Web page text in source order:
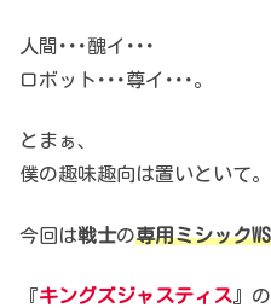
人間･･･醜イ･･･
ロボット･･･尊イ･･･。
とまぁ、
僕の趣味趣向は置いといて。
今回は戦士の専用ミシック
『キングズジャスティス 』